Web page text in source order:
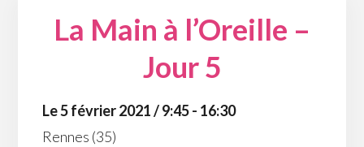
La Main à l’Oreille –
Jour 5
Le 5 février 2021 / 9:45 - 16:30
Rennes (35)